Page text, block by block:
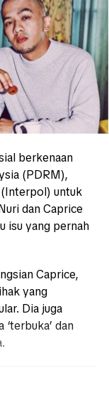
berkenaan
(PDRM),
untuk
dan Caprice
isu yang pernah
Caprice,
yang
Dia juga
dan